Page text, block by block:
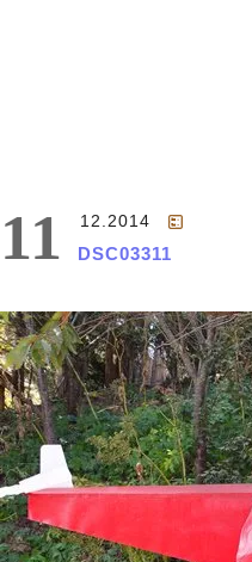
11 12.2014
DSC03311